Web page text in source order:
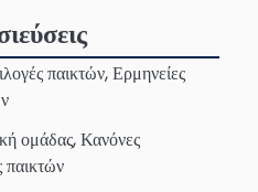
παικτών, Ερμηνείες
ομάδας, Κανόνες
παικτών